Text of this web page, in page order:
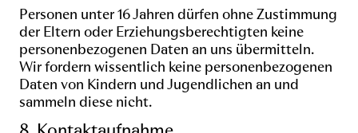
Personen unter 16 Jahren dürfen ohne Zustimmung
der Eltern oder Erziehungsberechtigten keine
personenbezogenen Daten an uns übermitteln.
Wir fordern wissentlich keine personenbezogenen
Daten von Kindern und Jugendlichen an und
sammeln diese nicht.